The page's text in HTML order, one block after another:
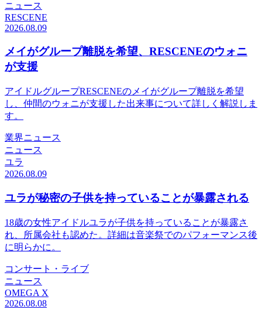
ニュース
RESCENE
2026.08.09
メイがグループ離脱を希望、RESCENEのウォニ
が支援
アイドルグループRESCENEのメイがグループ離脱を希望
し、仲間のウォニが支援した出来事について詳しく解説しま
す。
業界ニュース
ニュース
ユラ
2026.08.09
ユラが秘密の子供を持っていることが暴露される
18歳の女性アイドルユラが子供を持っていることが暴露さ
れ、所属会社も認めた。詳細は音楽祭でのパフォーマンス後
に明らかに。
コンサート・ライブ
ニュース
OMEGA X
2026.08.08